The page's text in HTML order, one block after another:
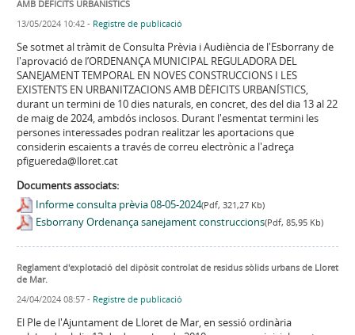
AMB DÈFICITS URBANÍSTICS
13/05/2024 10:42- Registre de publicació
Se sotmet al tràmit de Consulta Prèvia i Audiència de l'Esborrany de
l'aprovació de l’ORDENANÇA MUNICIPAL REGULADORA DEL
SANEJAMENT TEMPORAL EN NOVES CONSTRUCCIONS I LES
EXISTENTS EN URBANITZACIONS AMB DÈFICITS URBANÍSTICS,
durant un termini de 10 dies naturals, en concret, des del dia 13 al 22
de maig de 2024, ambdós inclosos. Durant l'esmentat termini les
persones interessades podran realitzar les aportacions que
considerin escaients a través de correu electrònic a l'adreça
pfiguereda@lloret.cat
Documents associats:
Informe consulta prèvia 08-05-2024(Pdf, 321,27 Kb)
Esborrany Ordenança sanejament construccions(Pdf, 85,95 Kb)
Reglament d'explotació del dipòsit controlat de residus sòlids urbans de Lloret
de Mar.
24/04/2024 08:57- Registre de publicació
El Ple de l'Ajuntament de Lloret de Mar, en sessió ordinària